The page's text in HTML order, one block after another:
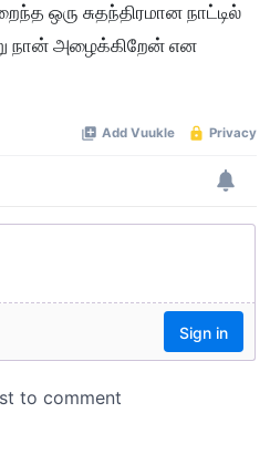
ஒரு சுதந்திரமான நாட்டில்
நான் அழைக்கிறேன் என